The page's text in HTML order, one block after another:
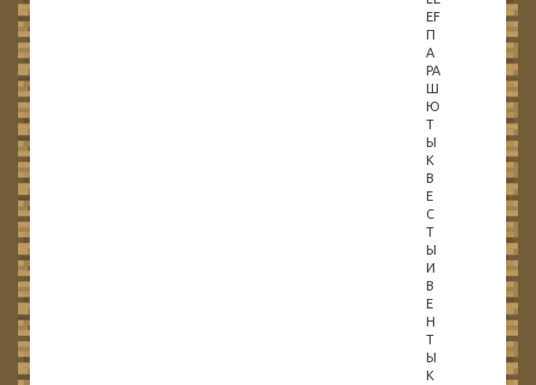
EF
П
А
РА
Ш
Ю
Т
Ы
К
В
Е
С
Т
Ы
И
В
Е
Н
Т
Ы
К